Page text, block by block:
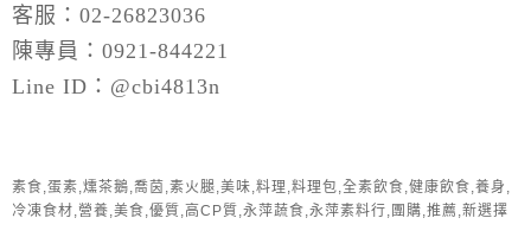
客服：02-26823036
陳專員：0921-844221
Line ID：@cbi4813n
素食,蛋素,燻茶鵝,喬茵,素火腿,美味,料理,料理包,全素飲食,健康飲食,養身,
冷凍食材,營養,美食,優質,高CP質,永萍蔬食,永萍素料行,團購,推薦,新選擇